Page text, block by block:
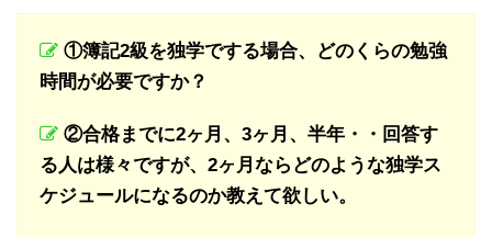
①簿記2級を独学でする場合、どのくらの勉強
時間が必要ですか？
②合格までに2ヶ月、3ヶ月、半年・・回答す
る人は様々ですが、2ヶ月ならどのような独学ス
ケジュールになるのか教えて欲しい。